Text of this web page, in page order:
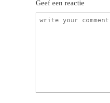
Geef een reactie